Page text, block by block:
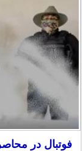
‏فوتبال در